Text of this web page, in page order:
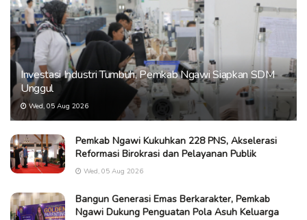
Investasi Industri Tumbuh, Pemkab Ngawi Siapkan SDM
Unggul
Wed, 05 Aug 2026
Pemkab Ngawi Kukuhkan 228 PNS, Akselerasi
Reformasi Birokrasi dan Pelayanan Publik
Wed, 05 Aug 2026
Bangun Generasi Emas Berkarakter, Pemkab
Ngawi Dukung Penguatan Pola Asuh Keluarga